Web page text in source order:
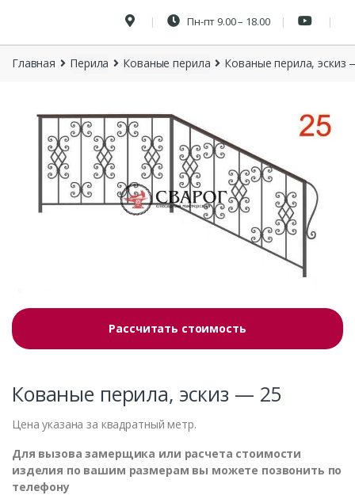
Пн-пт 9.00 – 18.00
Главная Перила Кованые перила Кованые перила, эскиз
Рассчитать стоимость
Кованые перила, эскиз — 25
Цена указана за квадратный метр.
Для вызова замерщика или расчета стоимости
изделия по вашим размерам вы можете позвонить по
телефону